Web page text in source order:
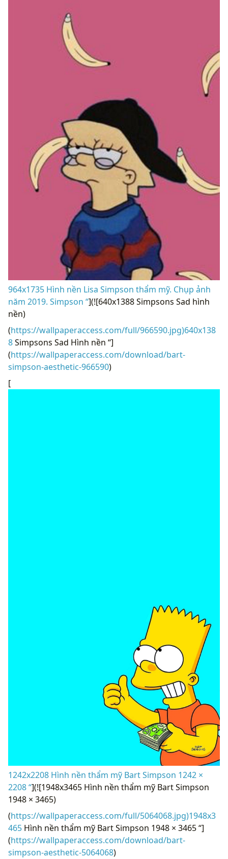
964x1735 Hình nền Lisa Simpson thẩm mỹ. Chụp ảnh
năm 2019. Simpson “](![640x1388 Simpsons Sad hình
nền)
(https://wallpaperaccess.com/full/966590.jpg)640x138
8Simpsons Sad Hình nền “]
(https://wallpaperaccess.com/download/bart-
simpson-aesthetic-966590)
[
1242x2208 Hình nền thẩm mỹ Bart Simpson 1242 ×
2208 “](![1948x3465 Hình nền thẩm mỹ Bart Simpson
1948 × 3465)
(https://wallpaperaccess.com/full/5064068.jpg)1948x3
465 Hình nền thẩm mỹ Bart Simpson 1948 × 3465 “]
(https://wallpaperaccess.com/download/bart-
simpson-aesthetic-5064068)